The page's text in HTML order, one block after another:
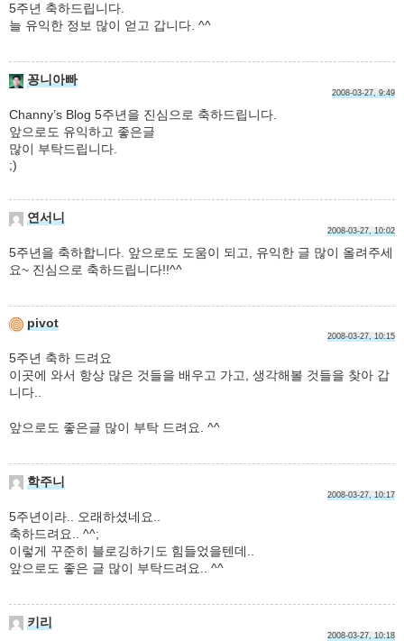
5주년 축하드립니다.
늘 유익한 정보 많이 얻고 갑니다. ^^
꽁니아빠
2008-03-27, 9:49
Channy’s Blog 5주년을 진심으로 축하드립니다.
앞으로도 유익하고 좋은글
많이 부탁드립니다.
;)
연서니
2008-03-27, 10:02
5주년을 축하합니다. 앞으로도 도움이 되고, 유익한 글 많이 올려주세
요~ 진심으로 축하드립니다!!^^
pivot
2008-03-27, 10:15
5주년 축하 드려요
이곳에 와서 항상 많은 것들을 배우고 가고, 생각해볼 것들을 찾아 갑
니다..
앞으로도 좋은글 많이 부탁 드려요. ^^
학주니
2008-03-27, 10:17
5주년이라.. 오래하셨네요..
축하드려요.. ^^;
이렇게 꾸준히 블로깅하기도 힘들었을텐데..
앞으로도 좋은 글 많이 부탁드려요.. ^^
키리
2008-03-27, 10:18